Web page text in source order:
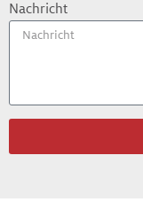
Nachricht